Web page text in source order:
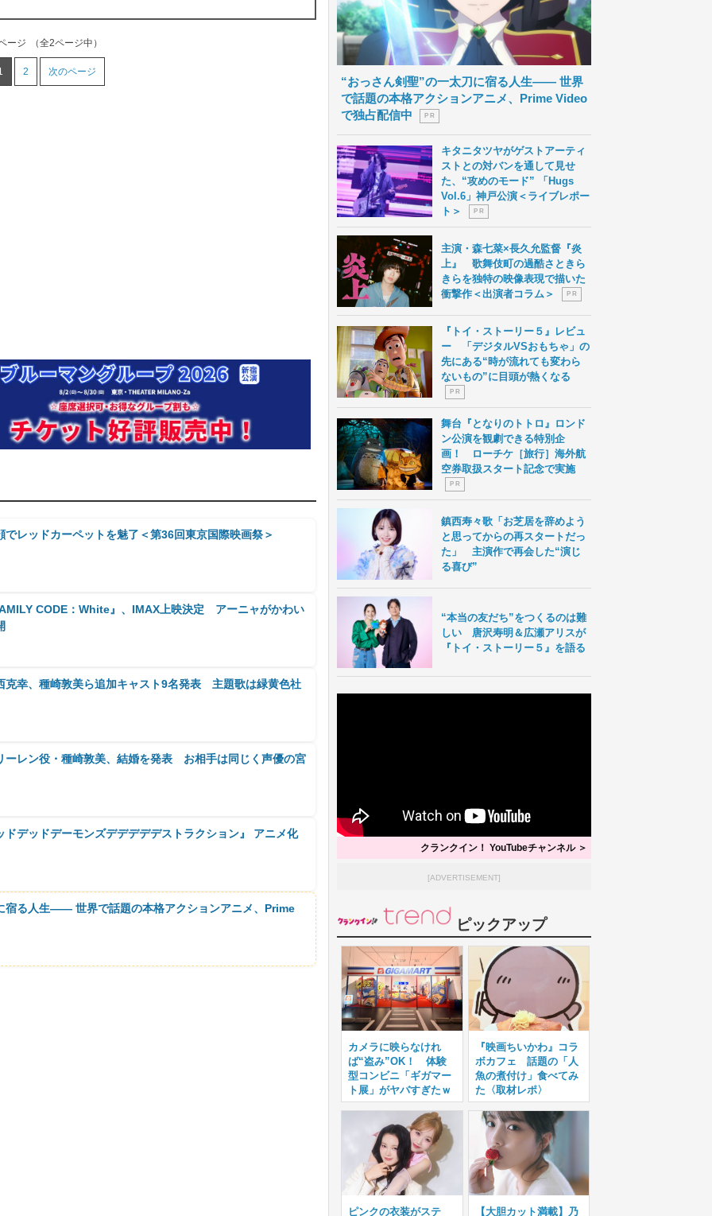
ージ （全2ページ中）
2 次のページ
レッドカーペットを魅了＜第36回東京国際映画祭＞
CODE：White』、IMAX上映決定 アーニャがかわい
克幸、種崎敦美ら追加キャスト9名発表 主題歌は緑黄色社
ーレン役・種崎敦美、結婚を発表 お相手は同じく声優の宮
デッドデーモンズデデデデデストラクション』 アニメ化
宿る人生―― 世界で話題の本格アクションアニメ、Prime
“おっさん剣聖”の一太刀に宿る人生―― 世界
で話題の本格アクションアニメ、Prime Video
で独占配信中
P R
キタニタツヤがゲストアーティ
ストとの対バンを通して見せ
た、“攻めのモード” 「Hugs
Vol.6」神戸公演＜ライブレポー
ト＞
P R
主演・森七菜×長久允監督『炎
上』 歌舞伎町の過酷さときら
きらを独特の映像表現で描いた
衝撃作＜出演者コラム＞
P R
『トイ・ストーリー５』レビュ
ー 「デジタルVSおもちゃ」の
先にある“時が流れても変わら
ないもの”に目頭が熱くなる
P R
舞台『となりのトトロ』ロンド
ン公演を観劇できる特別企
画！ ローチケ［旅行］海外航
空券取扱スタート記念で実施
P R
鎮西寿々歌「お芝居を辞めよう
と思ってからの再スタートだっ
た」 主演作で再会した“演じ
る喜び”
“本当の友だち”をつくるのは難
しい 唐沢寿明＆広瀬アリスが
『トイ・ストーリー５』を語る
クランクイン！ YouTubeチャンネル ＞
[ADVERTISEMENT]
ピックアップ
カメラに映らなけれ
ば“盗み”OK！ 体験
型コンビニ「ギガマー
ト展」がヤバすぎたｗ
『映画ちいかわ』コラ
ボカフェ 話題の「人
魚の煮付け」食べてみ
た〈取材レポ〉
ピンクの衣装がステ 【大胆カット満載】乃